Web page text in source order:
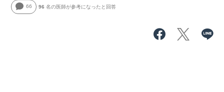
66 96 名の医師が参考になったと回答